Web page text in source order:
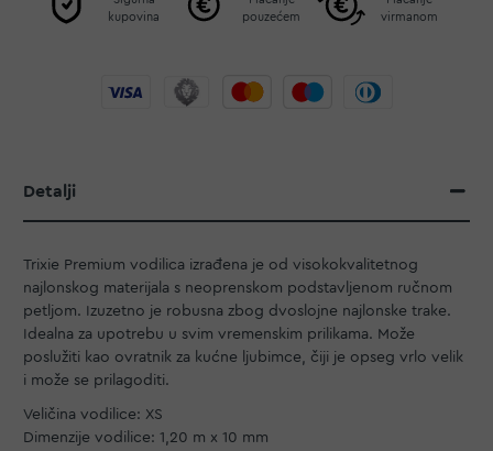
kupovina
pouzećem
virmanom
Detalji
Trixie Premium vodilica izrađena je od visokokvalitetnog
najlonskog materijala s neoprenskom podstavljenom ručnom
petljom. Izuzetno je robusna zbog dvoslojne najlonske trake.
Idealna za upotrebu u svim vremenskim prilikama. Može
poslužiti kao ovratnik za kućne ljubimce, čiji je opseg vrlo velik
i može se prilagoditi.
Veličina vodilice: XS
Dimenzije vodilice: 1,20 m x 10 mm